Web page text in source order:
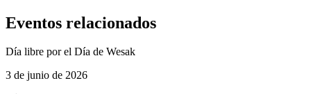
Eventos relacionados
Día libre por el Día de Wesak
3 de junio de 2026